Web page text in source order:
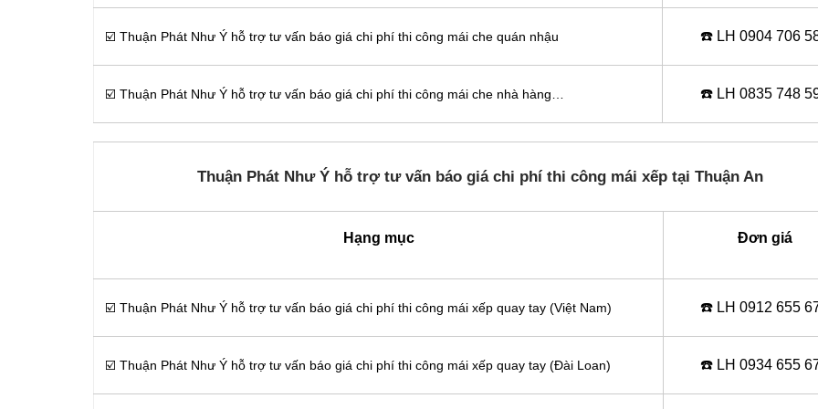
☑️ Thuận Phát Như Ý hỗ trợ tư vấn báo giá chi phí thi công mái che quán nhậu ☎️ LH 0904 706
☑️ Thuận Phát Như Ý hỗ trợ tư vấn báo giá chi phí thi công mái che nhà hàng… ☎️ LH 0835 748
Thuận Phát Như Ý hỗ trợ tư vấn báo giá chi phí thi công mái xếp tại Thuận An
Hạng mục Đơn giá
☑️ Thuận Phát Như Ý hỗ trợ tư vấn báo giá chi phí thi công mái xếp quay tay (Việt Nam) ☎️ LH 0912 655
☑️ Thuận Phát Như Ý hỗ trợ tư vấn báo giá chi phí thi công mái xếp quay tay (Đài Loan) ☎️ LH 0934 655